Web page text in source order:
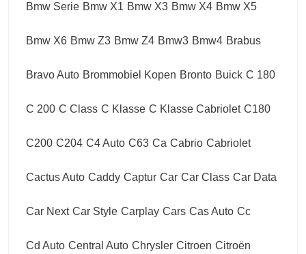
Bmw Serie Bmw X1 Bmw X3 Bmw X4 Bmw X5
Bmw X6 Bmw Z3 Bmw Z4 Bmw3 Bmw4 Brabus
Bravo Auto Brommobiel Kopen Bronto Buick C 180
C 200 C Class C Klasse C Klasse Cabriolet C180
C200 C204 C4 Auto C63 Ca Cabrio Cabriolet
Cactus Auto Caddy Captur Car Car Class Car Data
Car Next Car Style Carplay Cars Cas Auto Cc
Cd Auto Central Auto Chrysler Citroen Citroën